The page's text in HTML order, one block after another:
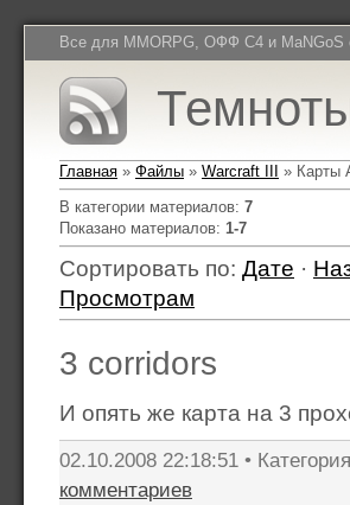
Все для MMORPG, ОФФ C4 и MaNGoS
Главная » Файлы » Warcraft III
» Карты
В категории материалов: 7
Показано материалов: 1-7
Сортировать по: Дате ·
Просмотрам
3 corridors
И опять же карта на 3
02.10.2008 22:18:51 •
комментариев